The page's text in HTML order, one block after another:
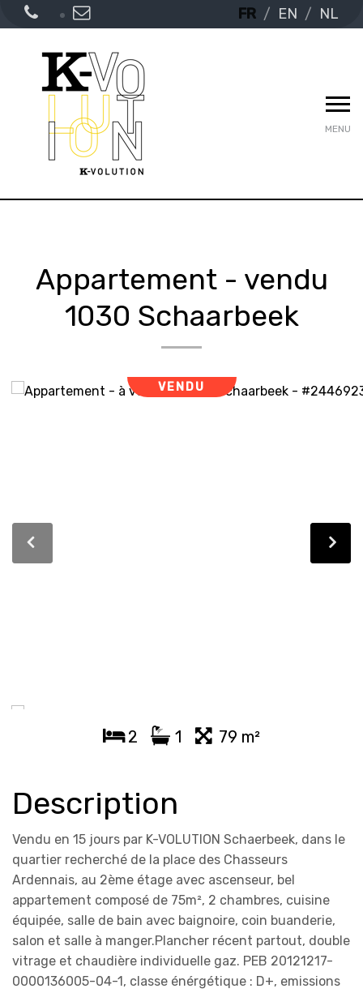
FR EN NL
MENU
Appartement - vendu
1030 Schaarbeek
VENDU
2 1 79 m²
Description
Vendu en 15 jours par K-VOLUTION Schaerbeek, dans le
quartier recherché de la place des Chasseurs
Ardennais, au 2ème étage avec ascenseur, bel
appartement composé de 75m², 2 chambres, cuisine
équipée, salle de bain avec baignoire, coin buanderie,
salon et salle à manger.Plancher récent partout, double
vitrage et chaudière individuelle gaz. PEB 20121217-
0000136005-04-1, classe énérgétique : D+, emissions